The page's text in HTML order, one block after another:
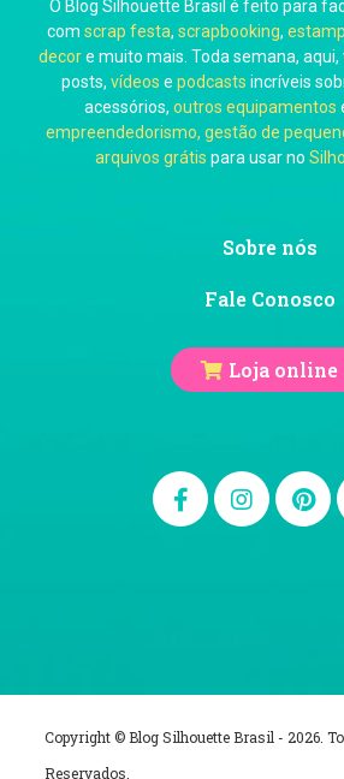
Carol Pessoa
Ju Mirthes
O Blog Silhouette Brasil é feito para
com scrap festa, scrapbooking,
decore muito mais. Toda semana,
posts, vídeos e podcasts incríveis
acessórios, outros equipamentos
empreendedorismo, gestão de
arquivos grátis para usar no
Sobre nós
Fale Conosco
Loja online
Copyright © Blog Silhouette Brasil - 2026.
Reservados.